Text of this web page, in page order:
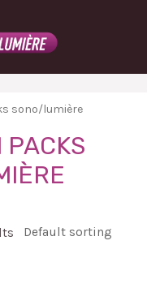
sono/lumière
PACKS